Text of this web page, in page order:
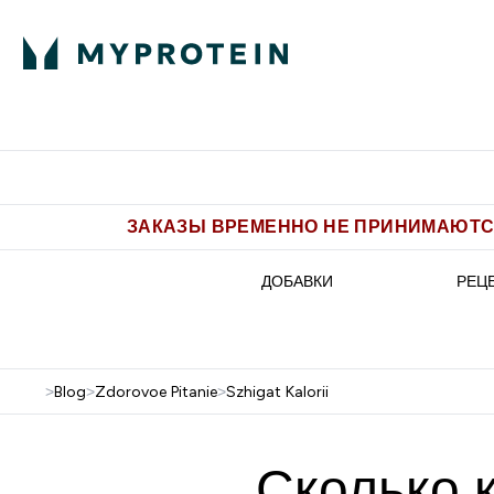
ЗАКАЗЫ ВРЕМЕННО НЕ
ДОБАВКИ
>Blog>Zdorovoe Pitanie>Szhigat Kalorii